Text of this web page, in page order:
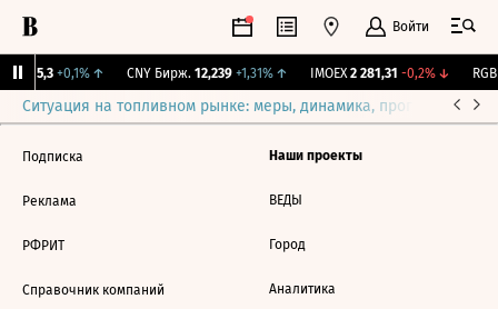
Войти
115,3 +0,1%↑ CNY Бирж. 12,239 +1,31%↑ IMOEX 2 281,31 -0,2%↓
Ситуация на топливном рынке: меры, динамика, прогнозы
Подписка
Реклама
РФРИТ
Справочник компаний
Наши проекты
ВЕДЫ
Город
Аналитика